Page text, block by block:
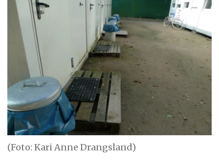
(Foto: Kari Anne Drangsland)